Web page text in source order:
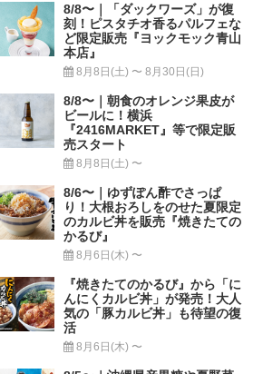
8/8〜｜「ダックワーズ」が復
刻！ピスタチオ香るパルフェな
ど限定販売『ヨックモック青山
本店』
8月8日(土) 〜 8月30日(日)
8/8〜｜朝食のオレンジ果皮が
ビールに！横浜
『2416MARKET』等で限定販
売スタート
8月8日(土) 〜
8/6〜｜ゆずぽん酢でさっぱ
り！大根おろしをのせた夏限定
のカルビ丼を販売『焼きたての
かるび』
8月6日(木) 〜
『焼きたてのかるび』から「に
んにくカルビ丼」が発売！大人
気の「豚カルビ丼」も待望の復
活
8月6日(木) 〜